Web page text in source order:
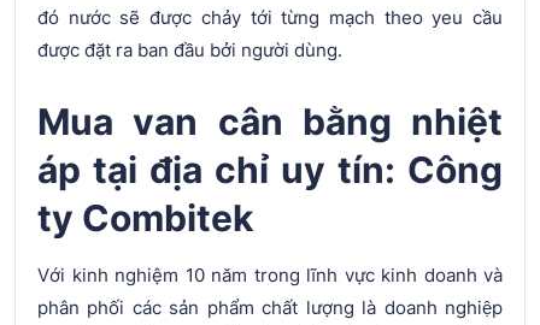
đó nước sẽ được chảy tới từng mạch theo yeu cầu
được đặt ra ban đầu bởi người dùng.
Mua van cân bằng nhiệt
áp tại địa chỉ uy tín: Công
ty Combitek
Với kinh nghiệm 10 năm trong lĩnh vực kinh doanh và
phân phối các sản phẩm chất lượng là doanh nghiệp